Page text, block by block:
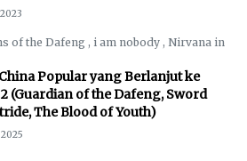
of the Dafeng , i am nobody , Nirvana in
Popular yang Berlanjut ke
2 (Guardian of the Dafeng, Sword
The Blood of Youth)